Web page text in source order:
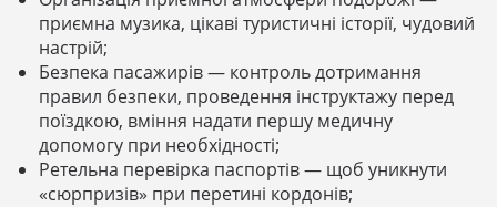
приємна музика, цікаві туристичні історії, чудовий
настрій;
Безпека пасажирів — контроль дотримання
правил безпеки, проведення інструктажу перед
поїздкою, вміння надати першу медичну
допомогу при необхідності;
Ретельна перевірка паспортів — щоб уникнути
«сюрпризів» при перетині кордонів;